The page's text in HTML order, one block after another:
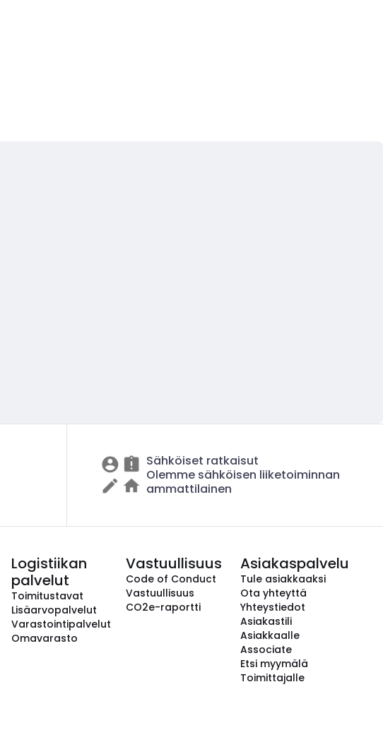
Sähköiset ratkaisut
Olemme sähköisen liiketoiminnan
ammattilainen
Logistiikan
palvelut
Toimitustavat
Lisäarvopalvelut
Varastointipalvelut
Omavarasto
Vastuullisuus
Code of Conduct
Vastuullisuus
CO2e-raportti
Asiakaspalvelu
Tule asiakkaaksi
Ota yhteyttä
Yhteystiedot
Asiakastili
Asiakkaalle
Associate
Etsi myymälä
Toimittajalle